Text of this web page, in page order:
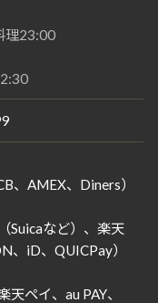
理23:00
、AMEX、Diners）
Suicaなど）、楽天
、iD、QUICPay）
天ペイ、au PAY、